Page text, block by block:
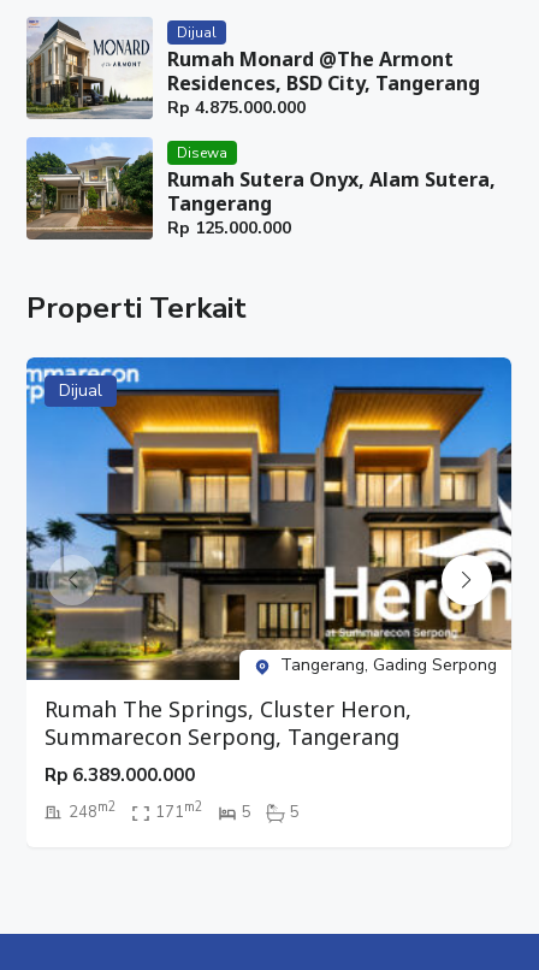
Dijual
Rumah Monard @The Armont
Residences, BSD City, Tangerang
Rp 4.875.000.000
Disewa
Rumah Sutera Onyx, Alam Sutera,
Tangerang
Rp 125.000.000
Properti Terkait
Dijual
Tangerang, Gading Serpong
Rumah The Springs, Cluster Heron,
Summarecon Serpong, Tangerang
Rp 6.389.000.000
248m2 171m2 5 5